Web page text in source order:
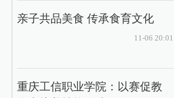
亲子共品美食 传承食育文化
11-06 20:01
重庆工信职业学院：以赛促教